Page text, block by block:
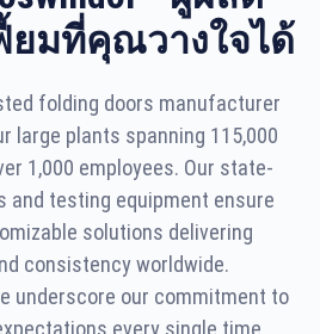
ยมที่คุณวางใจได้
folding doors manufacturer
large plants spanning 115,000
1,000 employees. Our state-
testing equipment ensure
solutions delivering
consistency worldwide.
underscore our commitment to
every single time.